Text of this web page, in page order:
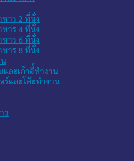
าร 2 ที่นั่ง
าร 4 ที่นั่ง
าร 6 ที่นั่ง
าร 8 ที่นั่ง
น
และเก้าอี้ทำงาน
ร์และโต๊ะทำงาน
ว